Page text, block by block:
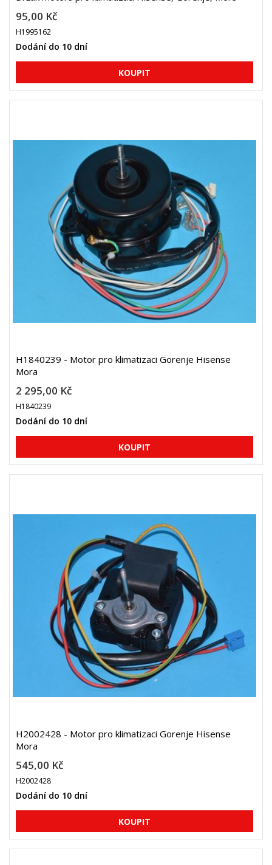
95,00 Kč
H1995162
Dodání do 10 dní
H1840239 - Motor pro klimatizaci Gorenje Hisense
Mora
2 295,00 Kč
H1840239
Dodání do 10 dní
H2002428 - Motor pro klimatizaci Gorenje Hisense
Mora
545,00 Kč
H2002428
Dodání do 10 dní